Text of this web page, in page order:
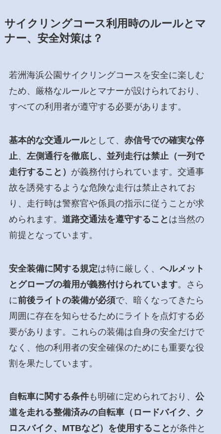
サイクリングコース利用時のルールとマ
ナー、安全対策は？
若洲海浜公園サイクリングコースを安全に楽しむ
ため、厳格なルールとマナーが設けられており、
すべての利用者が遵守する必要があります。
基本的な交通ルールとして、 赤信号での確実な停
止、 左側通行を徹底し、並列走行は禁止（一列で
走行すること） が義務付けられています。交通事
故を誘発するような危険な走行は禁止されてお
り、走行時は警察官や係員の指示に従うことが求
められます。 道路交通法を遵守すること は当然の
前提となっています。
安全装備に関する規定は特に厳しく、 ヘルメット
とグローブの着用が義務付けられています。さら
に前後ライトの装備が必須で、暗くなってきたら
周囲に存在を知らせるためにライトを点灯する必
要があります。これらの装備は自身の安全だけで
なく、他の利用者の安全確保のためにも重要な役
割を果たしています。
自転車に関する条件も明確に定められており、 公
道を走れる整備済みの自転車（ロードバイク、ク
ロスバイク、MTBなど）を使用すること が条件と